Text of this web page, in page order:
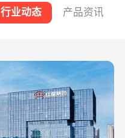
行业动态 产品资讯